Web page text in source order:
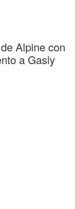
Alpine con
a Gasly